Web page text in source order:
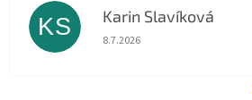
KS Karin Slavíková
Hodnocení obchodu je 5 z 5
8.7.2026